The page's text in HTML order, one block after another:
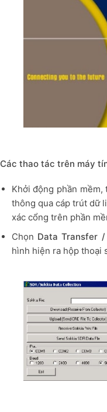
Các thao tác trên máy
Khởi động phần
thông qua cáp trút dữ
xác cổng trên phần
Chọn Data Transfer /
hình hiện ra hộp thoại